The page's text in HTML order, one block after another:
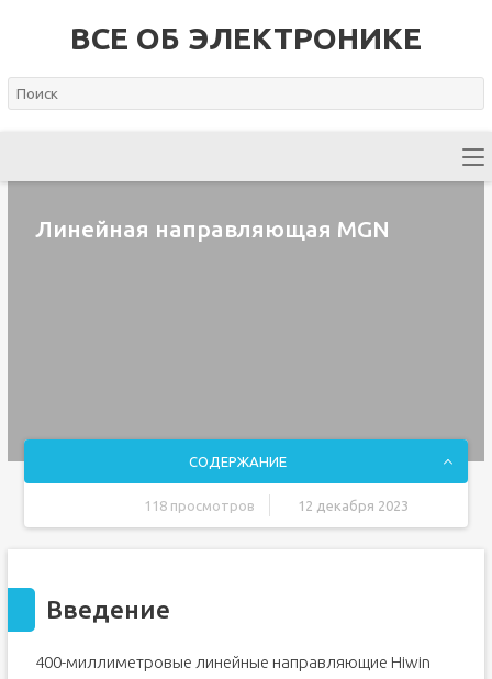
ВСЕ ОБ ЭЛЕКТРОНИКЕ
Линейная направляющая MGN
СОДЕРЖАНИЕ
118 просмотров 12 декабря 2023
Шаг 2 Очистка линейной направляющей/каретки MGN
Шаг 4 Удаление стоковой смазки
Введение
400-миллиметровые линейные направляющие Hiwin